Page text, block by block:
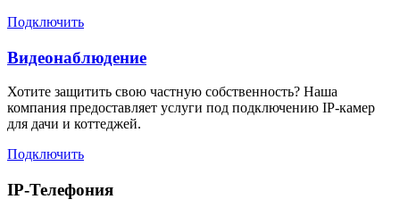
Подключить
Видеонаблюдение
Хотите защитить свою частную собственность? Наша
компания предоставляет услуги под подключению IP-камер
для дачи и коттеджей.
Подключить
IP-Телефония